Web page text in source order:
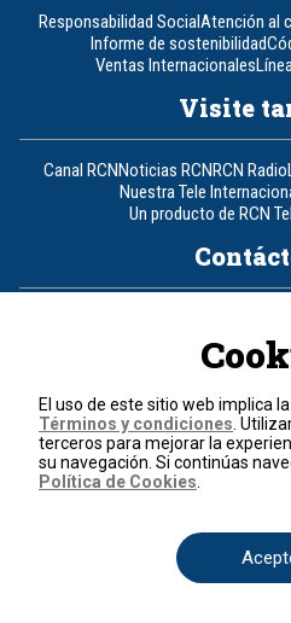
Responsabilidad SocialAtención al
Informe de sostenibilidad
Ventas Internacionales
Visite
Canal RCNNoticias RCNRCN Radio
Nuestra Tele
Un producto de RCN
Política de
Términos y
© 2026, RCN
Todos los
El uso de este sitio web implica
Términos y condiciones .
terceros para mejorar la
su navegación. Si continúas
Política de Cookies